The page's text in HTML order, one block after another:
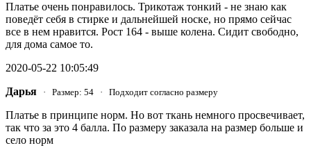
Платье очень понравилось. Трикотаж тонкий - не знаю как
поведёт себя в стирке и дальнейшей носке, но прямо сейчас
все в нем нравится. Рост 164 - выше колена. Сидит свободно,
для дома самое то.
2020-05-22 10:05:49
Дарья · Размер: 54 · Подходит согласно размеру
Платье в принципе норм. Но вот ткань немного просвечивает,
так что за это 4 балла. По размеру заказала на размер больше и
село норм